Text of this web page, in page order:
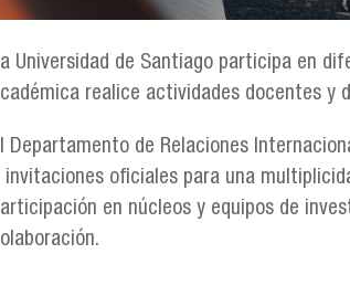
Universidad de Santiago participa en
realice actividades docentes y
Departamento de Relaciones
invitaciones oficiales para una
en núcleos y equipos de